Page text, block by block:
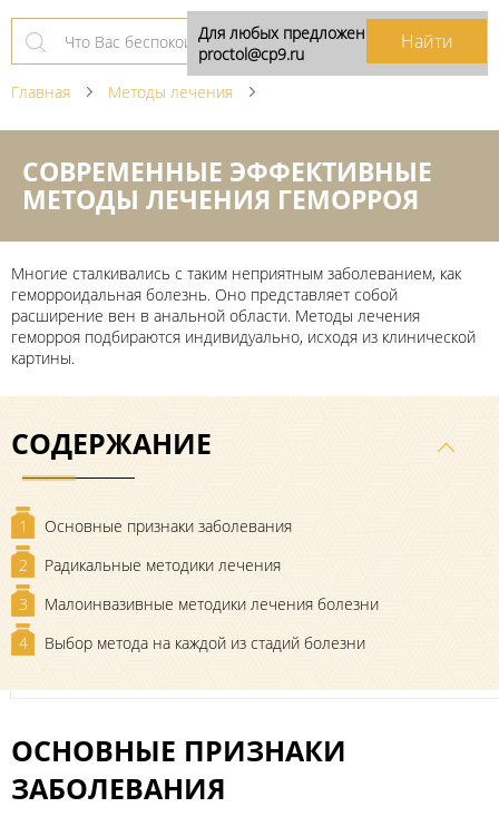
Главная Методы лечения
СОВРЕМЕННЫЕ ЭФФЕКТИВНЫЕ
МЕТОДЫ ЛЕЧЕНИЯ ГЕМОРРОЯ
Многие сталкивались с таким неприятным заболеванием, как
геморроидальная болезнь. Оно представляет собой
расширение вен в анальной области. Методы лечения
геморроя подбираются индивидуально, исходя из клинической
картины.
СОДЕРЖАНИЕ
1
Основные признаки заболевания
2
Радикальные методики лечения
3
Малоинвазивные методики лечения болезни
4
Выбор метода на каждой из стадий болезни
ОСНОВНЫЕ ПРИЗНАКИ
ЗАБОЛЕВАНИЯ
Для любых предложений по сайту:
proctol@cp9.ru